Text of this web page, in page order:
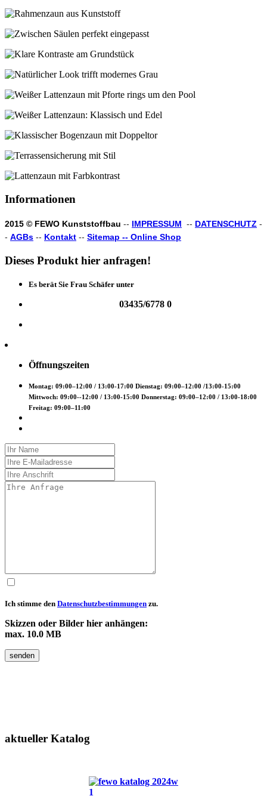
Informationen
2015 © FEWO Kunststoffbau -- IMPRESSUM -- DATENSCHUTZ -
- AGBs -- Kontakt -- Sitemap -- Online Shop
Dieses Produkt hier anfragen!
Es berät Sie Frau Schäfer unter
03435/6778 0
Öffnungszeiten
Montag: 09:00–12:00 / 13:00-17:00 Dienstag: 09:00–12:00 /13:00-15:00
Mittwoch: 09:00--12:00 / 13:00-15:00 Donnerstag: 09:00–12:00 / 13:00-18:00
Freitag: 09:00–11:00
Ich stimme den Datenschutzbestimmungen zu.
Skizzen oder Bilder hier anhängen:
max. 10.0 MB
senden
aktueller Katalog